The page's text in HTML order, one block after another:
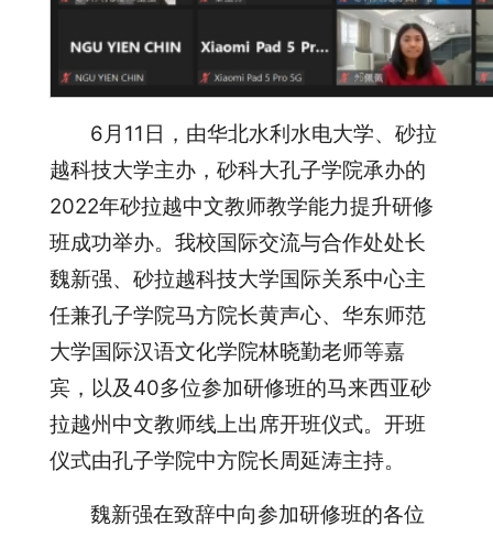
6月11日，由华北水利水电大学、砂拉
越科技大学主办，砂科大孔子学院承办的
2022年砂拉越中文教师教学能力提升研修
班成功举办。我校国际交流与合作处处长
魏新强、砂拉越科技大学国际关系中心主
任兼孔子学院马方院长黄声心、华东师范
大学国际汉语文化学院林晓勤老师等嘉
宾，以及40多位参加研修班的马来西亚砂
拉越州中文教师线上出席开班仪式。开班
仪式由孔子学院中方院长周延涛主持。
魏新强在致辞中向参加研修班的各位